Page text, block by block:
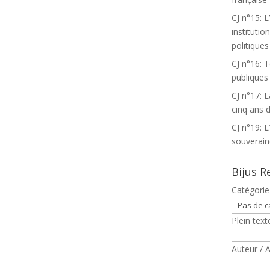
CJ n°15:
politiques
CJ n°16:
publiques
CJ n°17:
cinq ans
CJ n°19:
Bijus
Plein
Auteur /